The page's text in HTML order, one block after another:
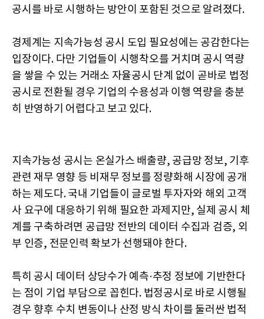
공시를 바로 시행하는 방안이 포함된 것으로 알려졌다.
경제계는 지속가능성 공시 도입 필요성에는 공감한다는
입장이다. 다만 기업들이 시행착오를 거치며 공시 역량
을 쌓을 수 있는 거래소 자율공시 단계 없이 곧바로 법정
공시로 전환될 경우 기업의 수용성과 이행 역량을 충분
히 반영하기 어렵다고 보고 있다.
지속가능성 공시는 온실가스 배출량, 공급망 정보, 기후
관련 재무 영향 등 비재무 정보를 정량화해 시장에 공개
하는 제도다. 국내 기업들이 글로벌 투자자와 해외 고객
사 요구에 대응하기 위해 필요한 과제지만, 실제 공시 체
계를 구축하려면 공급망 전반의 데이터 수집과 검증, 외
부 인증, 전문인력 확보가 선행돼야 한다.
특히 공시 데이터 상당수가 예측·추정 정보에 기반한다
는 점이 기업 부담으로 꼽힌다. 법정공시로 바로 시행될
경우 향후 수치 변동이나 산정 방식 차이를 둘러싼 법적